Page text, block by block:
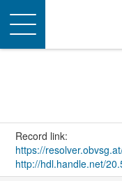
Toggle
navigation
Record link:
https://
http://hdl.handle.net/